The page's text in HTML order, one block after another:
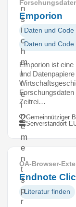
n
s
i
c
h
m
i
t
e
i
n
e
m
e
n
t
s
p
r
Emporion
Daten und Code
Daten und Code
Emporion ist
und
Zeitrei…
Gemeinnütziger
Serverstandort
OA-Browser-
Endnote
Literatur finden